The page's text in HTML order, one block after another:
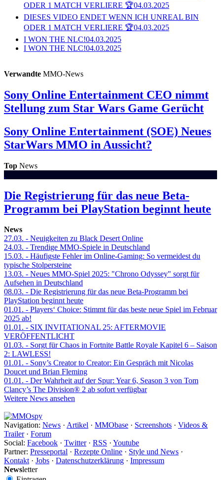
ODER 1 MATCH VERLIERE 🏆04.03.2025
DIESES VIDEO ENDET WENN ICH UNREAL BIN
ODER 1 MATCH VERLIERE 🏆04.03.2025
I WON THE NLC!04.03.2025
I WON THE NLC!04.03.2025
Verwandte MMO-News
Sony Online Entertainment CEO nimmt
Stellung zum Star Wars Game Gerücht
Sony Online Entertainment (SOE) Neues
StarWars MMO in Aussicht?
Top News
Die Registrierung für das neue Beta-
Programm bei PlayStation beginnt heute
News
27.03. - Neuigkeiten zu Black Desert Online
24.03. - Trendige MMO-Spiele in Deutschland
15.03. - Häufigste Fehler im Online-Gaming: So vermeidest du
typische Stolpersteine
13.03. - Neues MMO-Spiel 2025: "Chrono Odyssey" sorgt für
Aufsehen in Deutschland
08.03. - Die Registrierung für das neue Beta-Programm bei
PlayStation beginnt heute
01.01. - Players‘ Choice: Stimmt für das beste neue Spiel im Februar
2025 ab!
01.01. - SIX INVITATIONAL 25: AFTERMOVIE
VERÖFFENTLICHT
01.03. - Sorgt für Chaos in Fortnite Battle Royale Kapitel 6 – Saison
2: LAWLESS!
01.01. - Sony’s Creator to Creator: Ein Gespräch mit Nicolas
Doucet und Brian Fleming
01.01. - Der Wahrheit auf der Spur: Year 6, Season 3 von Tom
Clancy’s The Division® 2 ab sofort verfügbar
Weitere News ansehen
Navigation: News · Artikel · MMObase · Screenshots · Videos &
Trailer· Forum
Social: Facebook · Twitter· RSS · Youtube
Partner: Presseportal · Rezepte Online · Style und News ·
Kontakt· Jobs · Datenschutzerklärung · Impressum
Newsletter